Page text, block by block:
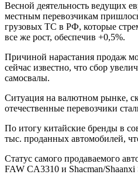
Весной деятельность ведущих
местным перевозчикам
грузовых ТС в РФ, которые
все же рост, обеспечив +0,5%.
Причиной нарастания продаж
сейчас известно, что сбор
самосвалы.
Ситуация на валютном рынке,
отечественные перевозчики
По итогу китайские бренды в
тыс. проданных автомобилей,
Статус самого продаваемого
FAW CA3310 и Shacman/Shaanxi